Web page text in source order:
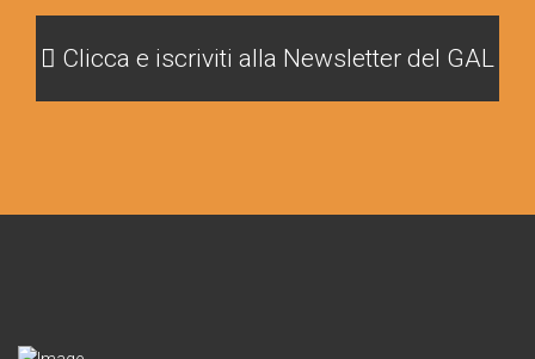
Clicca e iscriviti alla Newsletter del GAL